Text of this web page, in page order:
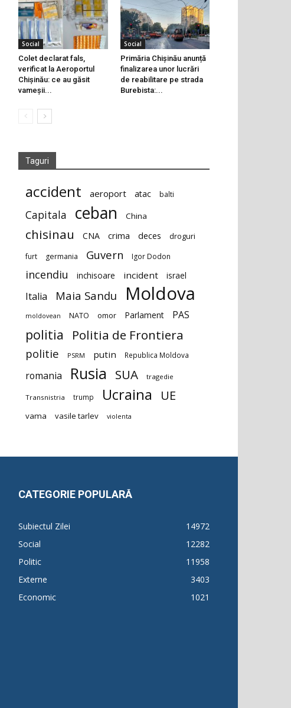
Social
Colet declarat fals,
verificat la Aeroportul
Chișinău: ce au găsit
vameșii...
Social
Primăria Chișinău anunță
finalizarea unor lucrări
de reabilitare pe strada
Burebista:...
Taguri
accident aeroport atac balti
Capitala ceban China
chisinau CNA crima deces droguri
furt germania Guvern Igor Dodon
incendiu inchisoare incident israel
Italia Maia Sandu Moldova
moldovean NATO omor Parlament PAS
politia Politia de Frontiera
politie PSRM putin Republica Moldova
romania Rusia SUA tragedie
Transnistria trump Ucraina UE
vama vasile tarlev violenta
CATEGORIE POPULARĂ
Subiectul Zilei
14972
Social
12282
Politic
11958
Externe
3403
Economic
1021